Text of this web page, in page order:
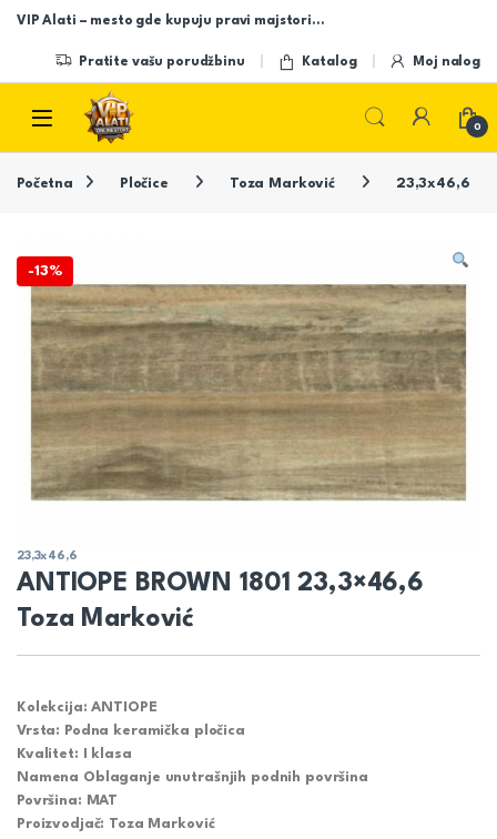
Skip to navigation
Skip to content
VIP Alati – mesto gde kupuju pravi majstori…
Pratite vašu porudžbinu Katalog Moj nalog
Open
0
Početna Pločice Toza Marković 23,3x46,6
-13%
23,3x46,6
ANTIOPE BROWN 1801 23,3×46,6
Toza Marković
Kolekcija: ANTIOPE
Vrsta: Podna keramička pločica
Kvalitet: I klasa
Namena Oblaganje unutrašnjih podnih površina
Površina: MAT
Proizvodjač: Toza Marković